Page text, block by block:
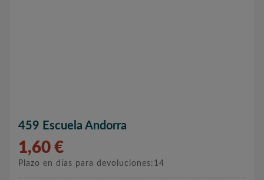
459 Escuela Andorra
1,60 €
Plazo en días para devoluciones:14